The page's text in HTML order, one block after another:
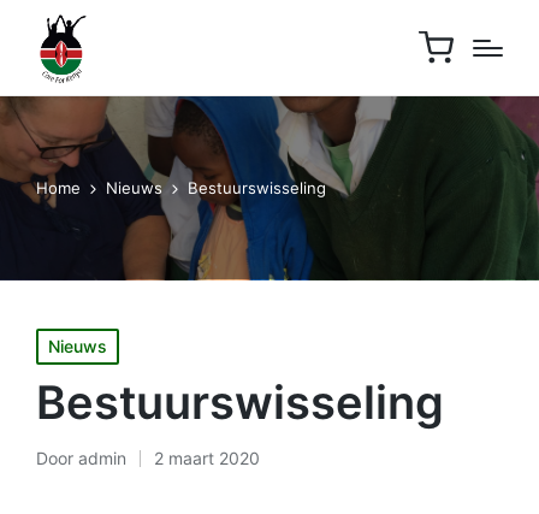
Home Nieuws Bestuurswisseling
Geplaatst
in
Nieuws
Bestuurswisseling
Geplaatst
Door admin 2 maart 2020